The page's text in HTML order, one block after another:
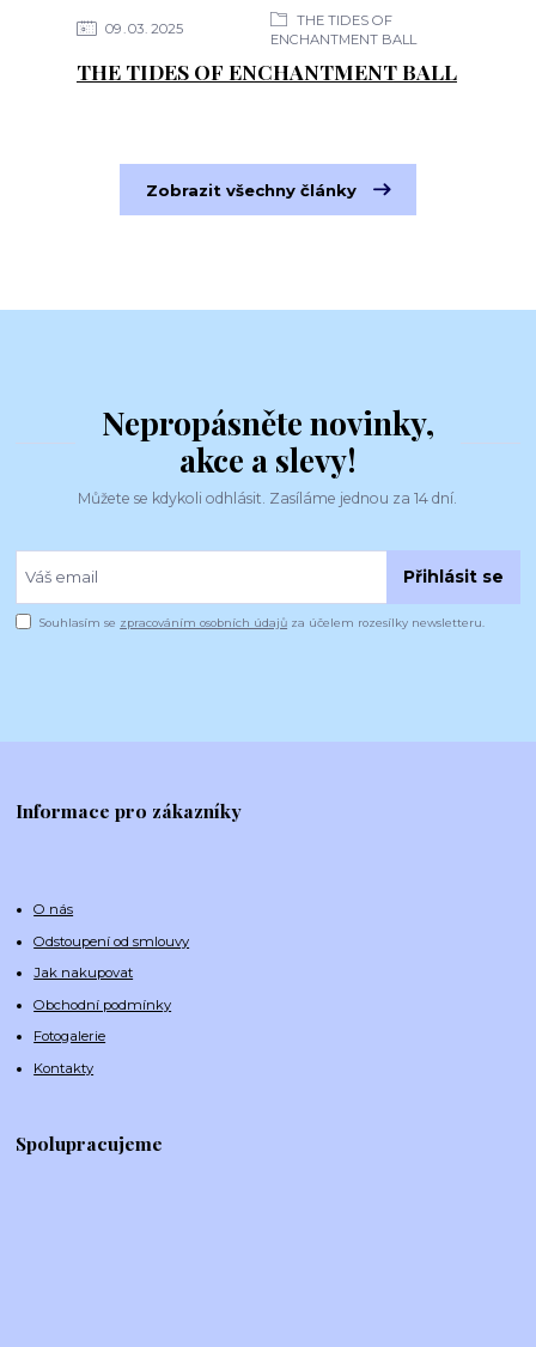
09 03 2025
THE TIDES OF
ENCHANTMENT BALL
THE TIDES OF ENCHANTMENT BALL
Zobrazit všechny články
Nepropásněte novinky,
akce a slevy!
Můžete se kdykoli odhlásit. Zasíláme jednou za 14 dní.
Přihlásit se
Souhlasím se zpracováním osobních údajů za účelem rozesílky newsletteru.
Informace pro zákazníky
O nás
Odstoupení od smlouvy
Jak nakupovat
Obchodní podmínky
Fotogalerie
Kontakty
Spolupracujeme